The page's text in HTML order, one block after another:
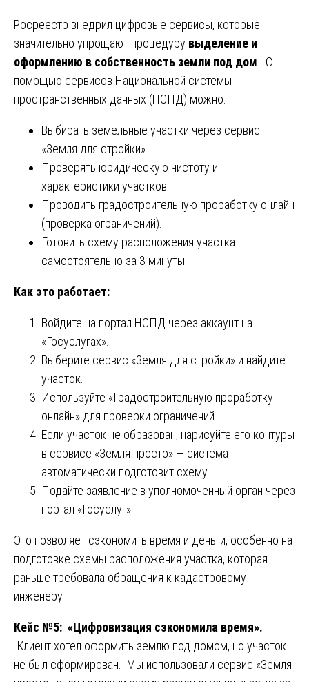
Росреестр внедрил цифровые сервисы, которые
значительно упрощают процедуру выделение и
оформлению в собственность земли под дом. С
помощью сервисов Национальной системы
пространственных данных (НСПД) можно:
Выбирать земельные участки через сервис
«Земля для стройки».
Проверять юридическую чистоту и
характеристики участков.
Проводить градостроительную проработку онлайн
(проверка ограничений).
Готовить схему расположения участка
самостоятельно за 3 минуты.
Как это работает:
Войдите на портал НСПД через аккаунт на
«Госуслугах».
Выберите сервис «Земля для стройки» и найдите
участок.
Используйте «Градостроительную проработку
онлайн» для проверки ограничений.
Если участок не образован, нарисуйте его контуры
в сервисе «Земля просто» — система
автоматически подготовит схему.
Подайте заявление в уполномоченный орган через
портал «Госуслуг».
Это позволяет сэкономить время и деньги, особенно на
подготовке схемы расположения участка, которая
раньше требовала обращения к кадастровому
инженеру.
Кейс №5: «Цифровизация сэкономила время».
Клиент хотел оформить землю под домом, но участок
не был сформирован. Мы использовали сервис «Земля